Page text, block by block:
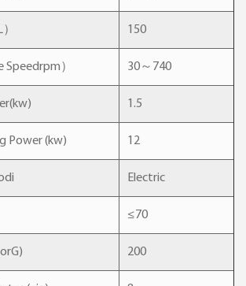
150
Speedrpm） 30～740
1.5
Power (kw) 12
Electric
≤70
200